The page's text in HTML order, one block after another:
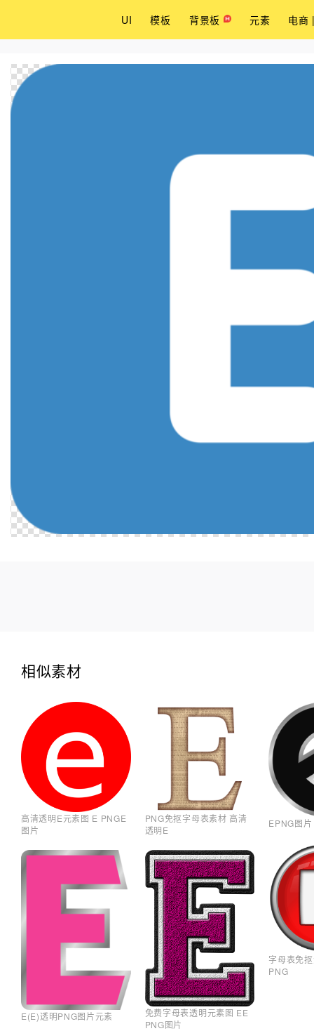
UI 模板 背景板 元素 电商
相似素材
高清透明E元素图 E PNGE
图片
E(E)透明PNG图片元素
PNG免抠字母表素材 高清
透明E
免费字母表透明元素图 EE
PNG图片
EPNG图
字母表免
PNG